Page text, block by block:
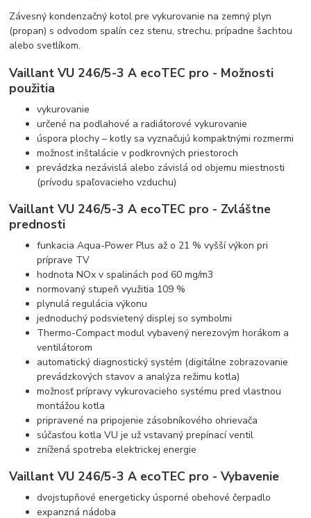
Závesný kondenzačný kotol pre vykurovanie na zemný plyn
(propan) s odvodom spalín cez stenu, strechu, prípadne šachtou
alebo svetlíkom.
Vaillant VU 246/5-3 A ecoTEC pro - Možnosti
použitia
vykurovanie
určené na podlahové a radiátorové vykurovanie
úspora plochy – kotly sa vyznačujú kompaktnými rozmermi
možnosť inštalácie v podkrovných priestoroch
prevádzka nezávislá alebo závislá od objemu miestnosti
(prívodu spaľovacieho vzduchu)
Vaillant VU 246/5-3 A ecoTEC pro - Zvláštne
prednosti
funkacia Aqua-Power Plus až o 21 % vyšší výkon pri
príprave TV
hodnota NOx v spalinách pod 60 mg/m3
normovaný stupeň využitia 109 %
plynulá regulácia výkonu
jednoduchý podsvietený displej so symbolmi
Thermo-Compact modul vybavený nerezovým horákom a
ventilátorom
automatický diagnostický systém (digitálne zobrazovanie
prevádzkových stavov a analýza režimu kotla)
možnosť prípravy vykurovacieho systému pred vlastnou
montážou kotla
pripravené na pripojenie zásobníkového ohrievača
súčasťou kotla VU je už vstavaný prepínací ventil
znížená spotreba elektrickej energie
Vaillant VU 246/5-3 A ecoTEC pro - Vybavenie
dvojstupňové energeticky úsporné obehové čerpadlo
expanzná nádoba